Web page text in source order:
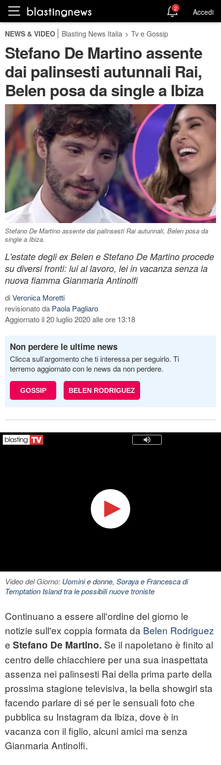
2 Accedi
NEWS & VIDEO Blasting News Italia > Tv e Gossip
Stefano De Martino assente
dai palinsesti autunnali Rai,
Belen posa da single a Ibiza
Stefano De Martino assente dai palinsesti Rai autunnali, Belen posa da
single a Ibiza.
L'estate degli ex Belen e Stefano De Martino procede
su diversi fronti: lui al lavoro, lei in vacanza senza la
nuova fiamma Gianmaria Antinolfi
diVeronica Moretti
revisionato da Paola Pagliaro
Aggiornato il 20 luglio 2020 alle ore 13:18
Non perdere le ultime news
Clicca sull’argomento che ti interessa per seguirlo. Ti
terremo aggiornato con le news da non perdere.
GOSSIP BELEN RODRIGUEZ
Video del Giorno: Uomini e donne, Soraya e Francesca di
Temptation Island tra le possibili nuove troniste
Continuano a essere all'ordine del giorno le
notizie sull'ex coppia formata da Belen Rodriguez
e Stefano De Martino. Se il napoletano è finito al
centro delle chiacchiere per una sua inaspettata
assenza nei palinsesti Rai della prima parte della
prossima stagione televisiva, la bella showgirl sta
facendo parlare di sé per le sensuali foto che
pubblica su Instagram da Ibiza, dove è in
vacanza con il figlio, alcuni amici ma senza
Gianmaria Antinolfi.